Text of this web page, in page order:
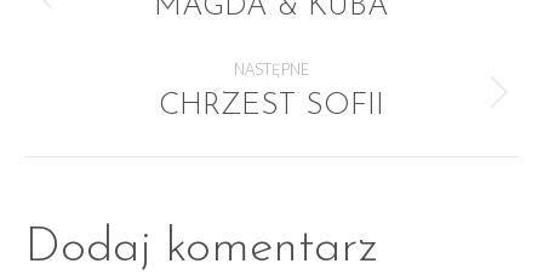
ALBUMU
Poprzedni
MAGDA & KUBA
NASTĘPNE
Następny
CHRZEST SOFII
Dodaj komentarz